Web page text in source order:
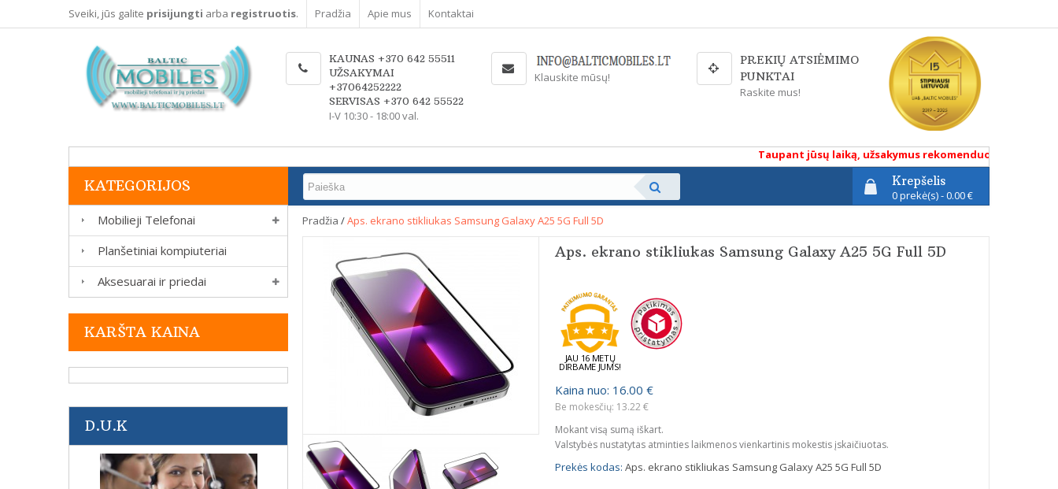
Sveiki, jūs galite prisijungti arba registruotis. Pradžia Apie mus Kontaktai
KAUNAS +370 642 55511
UŽSAKYMAI
+37064252222
SERVISAS +370 642 55522
I-V 10:30 - 18:00 val.
Klauskite mūsų!
PREKIŲ ATSIĖMIMO
PUNKTAI
Raskite mus!
Taupant jūsų laiką, užsakymus rekomenduojame atlikti
Krepšelis
0 prekė(s) - 0.00 €
KATEGORIJOS
Mobilieji Telefonai
Planšetiniai kompiuteriai
Aksesuarai ir priedai
KARŠTA KAINA
D.U.K
Pradžia /Aps. ekrano stikliukas Samsung Galaxy A25 5G Full 5D
Aps. ekrano stikliukas Samsung Galaxy A25 5G Full 5D
JAU 16 METŲ
DIRBAME JUMS!
Kaina nuo: 16.00 €
Be mokesčių: 13.22 €
Mokant visą sumą iškart.
Valstybės nustatytas atminties laikmenos vienkartinis mokestis įskaičiuotas.
Prekės kodas: Aps. ekrano stikliukas Samsung Galaxy A25 5G Full 5D